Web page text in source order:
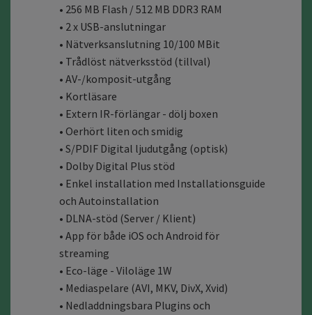
• 256 MB Flash / 512 MB DDR3 RAM
• 2 x USB-anslutningar
• Nätverksanslutning 10/100 MBit
• Trådlöst nätverksstöd (tillval)
• AV-/komposit-utgång
• Kortläsare
• Extern IR-förlängar - dölj boxen
• Oerhört liten och smidig
• S/PDIF Digital ljudutgång (optisk)
• Dolby Digital Plus stöd
• Enkel installation med Installationsguide
och Autoinstallation
• DLNA-stöd (Server / Klient)
• App för både iOS och Android för
streaming
• Eco-läge - Viloläge 1W
• Mediaspelare (AVI, MKV, DivX, Xvid)
• Nedladdningsbara Plugins och